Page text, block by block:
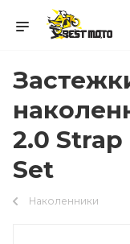
2.0
Set
Наколенники